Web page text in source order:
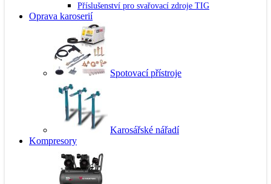
Příslušenství pro svařovací zdroje TIG
Oprava karoserií
Spotovací přístroje
Karosářské nářadí
Kompresory